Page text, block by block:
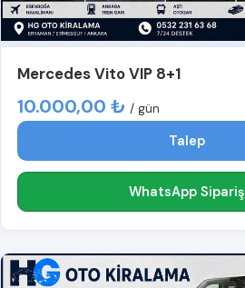
Mercedes Vito VIP 8+1
10.000,00 ₺ / gün
Talep
WhatsApp Sipariş